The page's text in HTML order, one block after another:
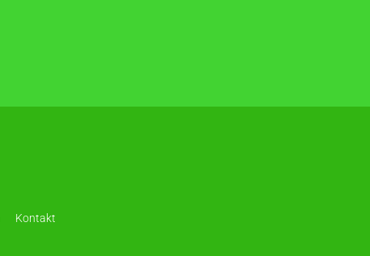
Kontakt